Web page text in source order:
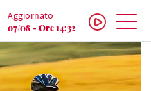
Aggiornato
07/08 - Ore 14:32